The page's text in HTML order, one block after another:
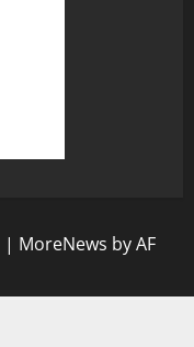
| MoreNews by AF